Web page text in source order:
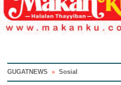
GUGATNEWS » Sosial